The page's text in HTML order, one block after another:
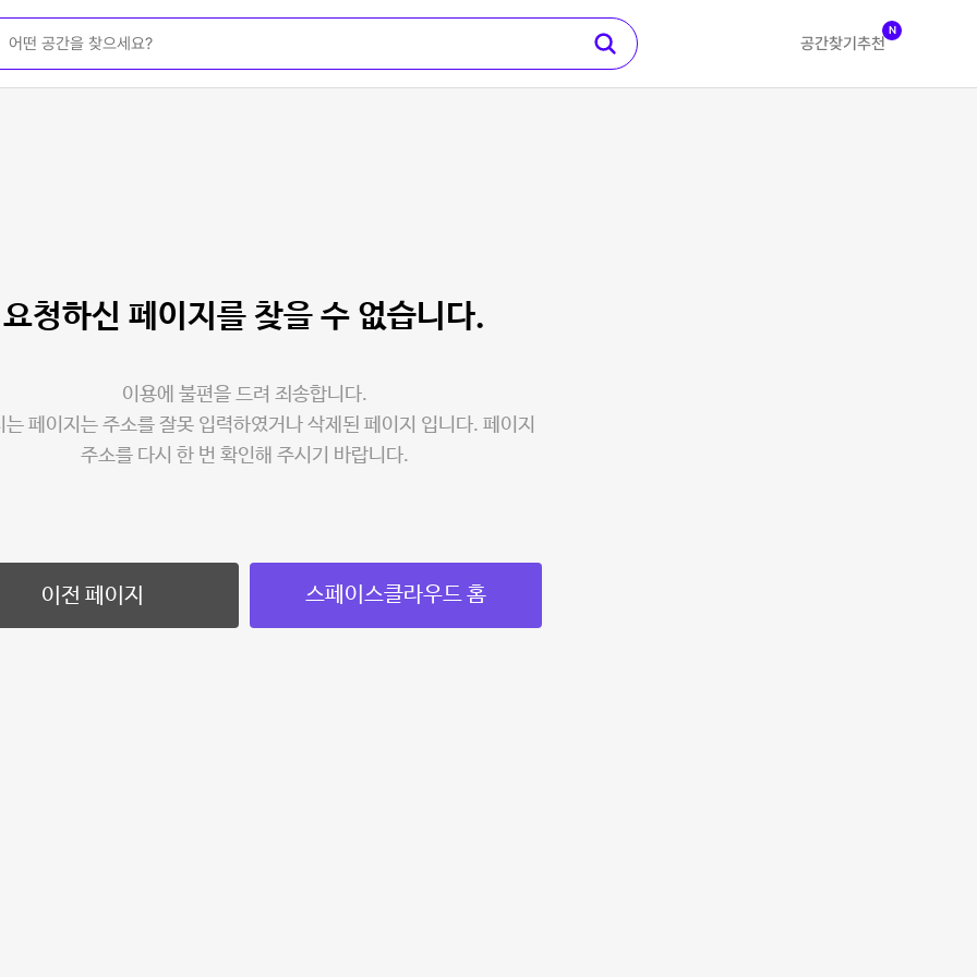
공간찾기 추천
N
요청하신 페이지를 찾을 수 없습니다.
이용에 불편을 드려 죄송합니다.
는 페이지는 주소를 잘못 입력하였거나 삭제된 페이지 입니다. 페이지
주소를 다시 한 번 확인해 주시기 바랍니다.
이전 페이지 스페이스클라우드 홈